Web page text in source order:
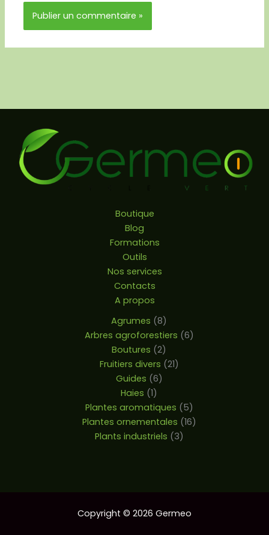
Boutique
Blog
Formations
Outils
Nos services
Contacts
A propos
Agrumes 8
Arbres agroforestiers 6
Boutures 2
Fruitiers divers 21
Guides 6
Haies 1
Plantes aromatiques
5
Plantes ornementales 16
Plants industriels
3
Copyright © 2026 Germeo